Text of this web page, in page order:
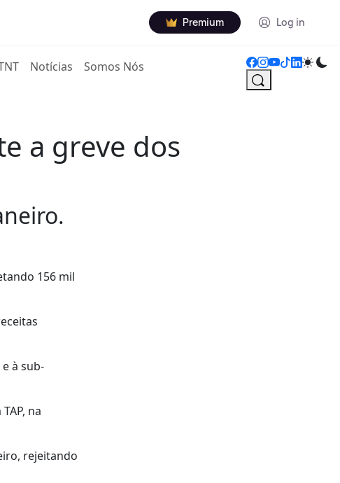
Premium Log in
Notícias Somos Nós
a greve dos
156 mil
à sub-
na
rejeitando